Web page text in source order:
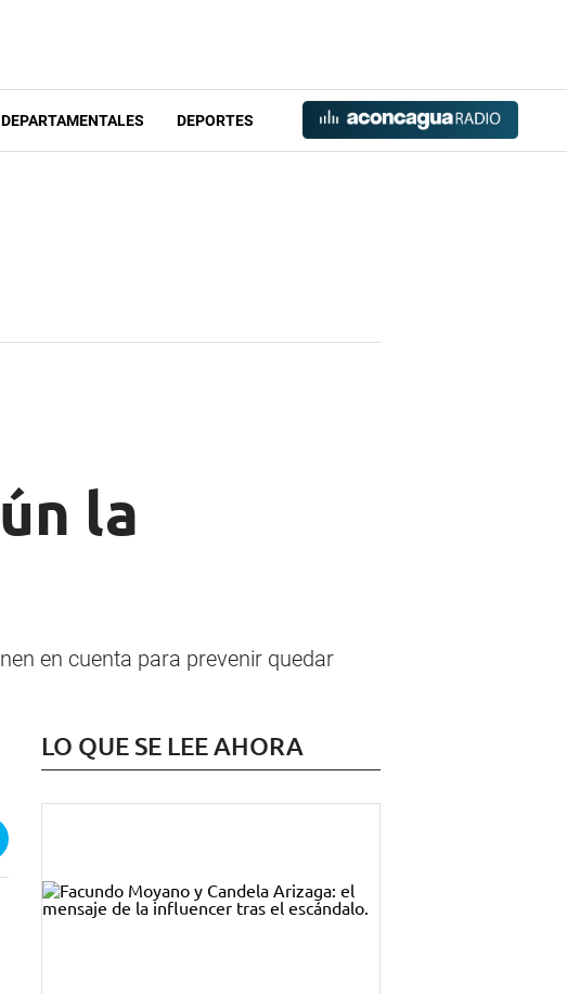
DEPARTAMENTALES DEPORTES
la
en cuenta para prevenir quedar
LO QUE SE LEE AHORA